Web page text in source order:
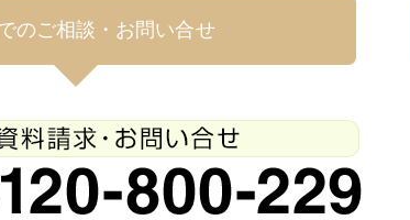
のご相談・お問い合せ